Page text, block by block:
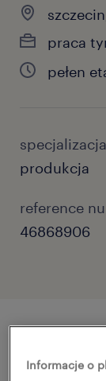
praca
pełen
specjalizacja
produkcja
reference
46868906
Informacje o